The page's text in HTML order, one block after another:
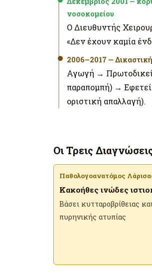
νοσοκομείου
Ο Διευθυντής
«Δεν έχουν καμία
2006–2017 —
Αγωγή →
παραπομπή) →
οριστική απαλλαγή).
Οι Τρεις
Παθολογοανατόμος
Κακοήθες ινώδες
Βάσει κυτταροβρίθειας
πυρηνικής ατυπίας